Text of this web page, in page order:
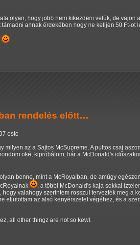
olyan, hogy jobb nem kikezdeni velük, de vajon
annak érdekében hogy ne kelljen 50 Ft-ot
rendelés előtt…
este
az a Sajtos McSupreme. A pultos csaj
oké, kipróbálom, bár a McDonald's
benne, mint a McRoyalban, de amúgy
, a többi McDonald's kaja sokkal
valahogy szerintem rosszul tervezték meg a
eljutottam az alsó kenyérszelet végéhez, és a
all other thingz are not so kewl.